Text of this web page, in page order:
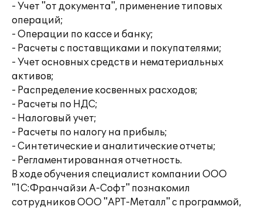
- Учет "от документа", применение типовых
операций;
- Операции по кассе и банку;
- Расчеты с поставщиками и покупателями;
- Учет основных средств и нематериальных
активов;
- Распределение косвенных расходов;
- Расчеты по НДС;
- Налоговый учет;
- Расчеты по налогу на прибыль;
- Синтетические и аналитические отчеты;
- Регламентированная отчетность.
В ходе обучения специалист компании ООО
"1С:Франчайзи А-Софт" познакомил
сотрудников ООО "АРТ-Металл" с программой,